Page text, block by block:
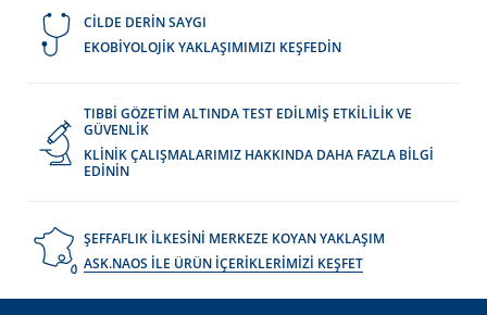
CİLDE DERİN SAYGI
EKOBİYOLOJİK YAKLAŞIMIMIZI KEŞFEDİN
TIBBİ GÖZETİM ALTINDA TEST EDİLMİŞ ETKİLİLİK VE
GÜVENLİK
KLİNİK ÇALIŞMALARIMIZ HAKKINDA DAHA FAZLA BİLGİ
EDİNİN
ŞEFFAFLIK İLKESİNİ MERKEZE KOYAN YAKLAŞIM
ASK.NAOS İLE ÜRÜN İÇERİKLERİMİZİ KEŞFET